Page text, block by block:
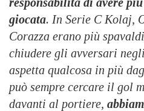
giocata. In Serie C Kolaj,
Corazza erano più
chiudere gli avversari
aspetta qualcosa in più
può sempre cercare il gol
davanti al portiere,